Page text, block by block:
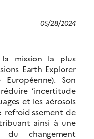
05/28/2024
la mission la plus
Earth Explorer
Européenne). Son
l’incertitude
et les aérosols
refroidissement de
ainsi à une
du changement